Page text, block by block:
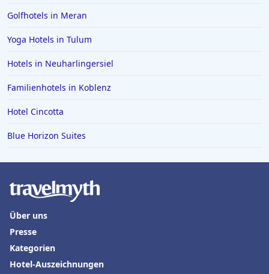
Golfhotels in Meran
Yoga Hotels in Tulum
Hotels in Neuharlingersiel
Familienhotels in Koblenz
Hotel Cincotta
Blue Horizon Suites
Über uns
Presse
Kategorien
Hotel-Auszeichnungen